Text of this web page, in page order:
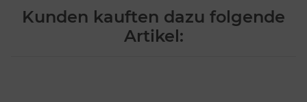
Kunden kauften dazu folgende
Artikel: